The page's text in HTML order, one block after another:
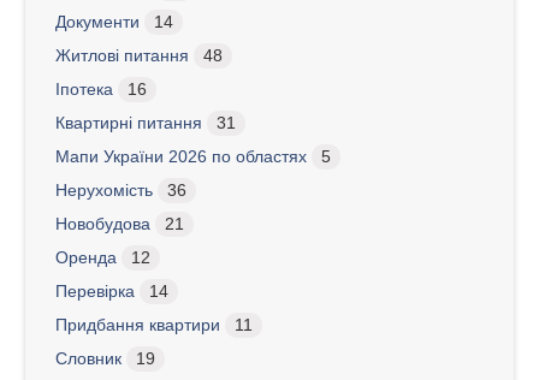
Документи
14
Житлові питання
48
Іпотека
16
Квартирні питання
31
Мапи України 2026 по областях
5
Нерухомість
36
Новобудова
21
Оренда
12
Перевірка
14
Придбання квартири
11
Словник
19